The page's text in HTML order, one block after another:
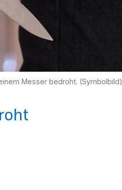
Messer bedroht. (Symbolbild)